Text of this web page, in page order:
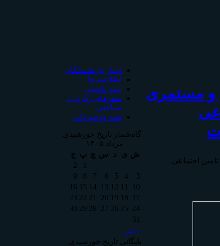
و مستمری
اجتماعی
اخبار بازنشستگان
اطلاعیه ها
بیمه تکمیلی
سفرهای زیارتی ،
سیاحتی
همه موضوعات
گاه‌شمار تاریخ خورشیدی
مرداد ۱۴۰۵
ش ی د س چ پ ج
« تیر
1
2
3
4
5
6
7
8
9
10
11
12
13
14
15
16
17
18
19
20
21
22
23
24
25
26
27
28
29
30
31
بایگانی تاریخ خورشیدی